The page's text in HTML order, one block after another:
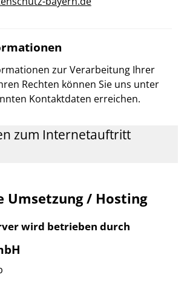
zur Verarbeitung Ihrer
Rechten können Sie uns unter
Kontaktdaten erreichen.
zum Internetauftritt
Umsetzung / Hosting
wird betrieben durch